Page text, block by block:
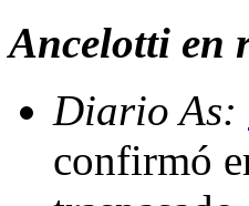
Ancelotti en
Diario As:
confirmó